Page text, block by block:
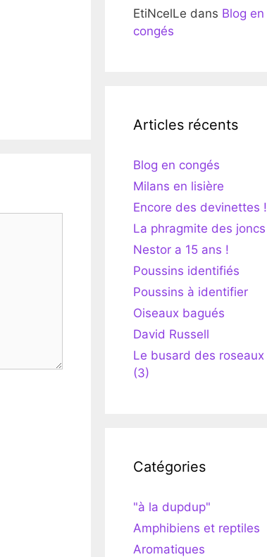
EtiNcelLe dans Blog en
congés
Articles récents
Blog en congés
Milans en lisière
Encore des devinettes !
La phragmite des joncs
Nestor a 15 ans !
Poussins identifiés
Poussins à identifier
Oiseaux bagués
David Russell
Le busard des roseaux
(3)
Catégories
"à la dupdup"
Amphibiens et reptiles
Aromatiques